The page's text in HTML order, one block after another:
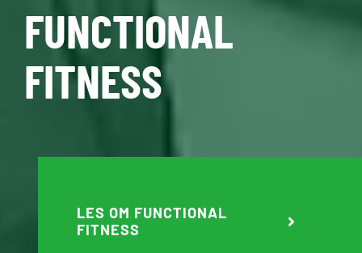
FUNCTIONAL
FITNESS
LES OM FUNCTIONAL
FITNESS